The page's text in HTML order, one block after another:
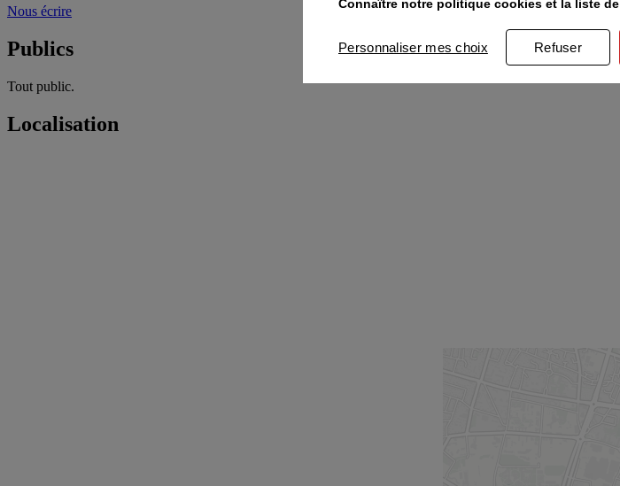
Nous écrire
Publics
Tout public.
Localisation
Connaître notre politique cookies et la liste
Personnaliser mes choix Refuser